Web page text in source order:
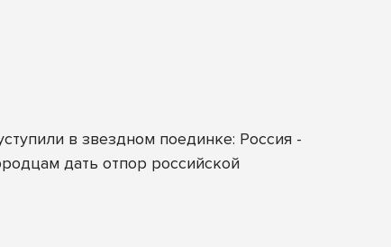
в звездном поединке: Россия -
дать отпор российской